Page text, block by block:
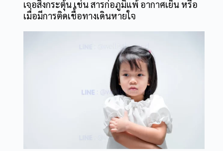
เจอสิ่งกระตุ้น เช่น สารก่อภูมิแพ้ อากาศเย็น หรือ
เมื่อมีการติดเชื้อทางเดินหายใจ